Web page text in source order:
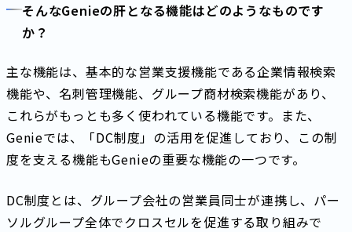
そんなGenieの肝となる機能はどのようなものです
か？
主な機能は、基本的な営業支援機能である企業情報検索
機能や、名刺管理機能、グループ商材検索機能があり、
これらがもっとも多く使われている機能です。また、
Genieでは、「DC制度」の活用を促進しており、この制
度を支える機能もGenieの重要な機能の一つです。
DC制度とは、グループ会社の営業員同士が連携し、パー
ソルグループ全体でクロスセルを促進する取り組みで